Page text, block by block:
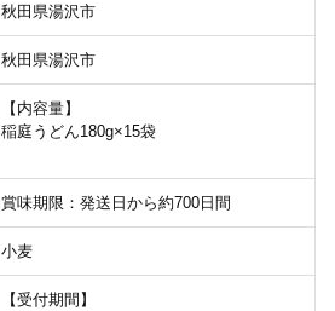
秋田県湯沢市
秋田県湯沢市
【内容量】
稲庭うどん180g×15袋
賞味期限：発送日から約700日間
小麦
【受付期間】